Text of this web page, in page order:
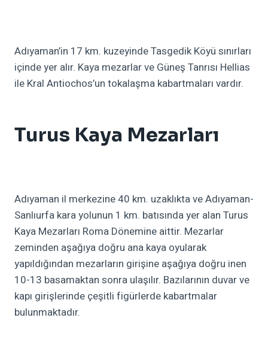
Adıyaman’in 17 km. kuzeyinde Tasgedik Köyü sınırları
içinde yer alır. Kaya mezarlar ve Güneş Tanrısı Hellias
ile Kral Antiochos’un tokalaşma kabartmaları vardır.
Turus Kaya Mezarları
Adıyaman il merkezine 40 km. uzaklıkta ve Adıyaman-
Sanlıurfa kara yolunun 1 km. batısında yer alan Turus
Kaya Mezarları Roma Dönemine aittir. Mezarlar
zeminden aşağıya doğru ana kaya oyularak
yapıldığından mezarların girişine aşağıya doğru inen
10-13 basamaktan sonra ulaşılır. Bazılarının duvar ve
kapı girişlerinde çeşitli figürlerde kabartmalar
bulunmaktadır.